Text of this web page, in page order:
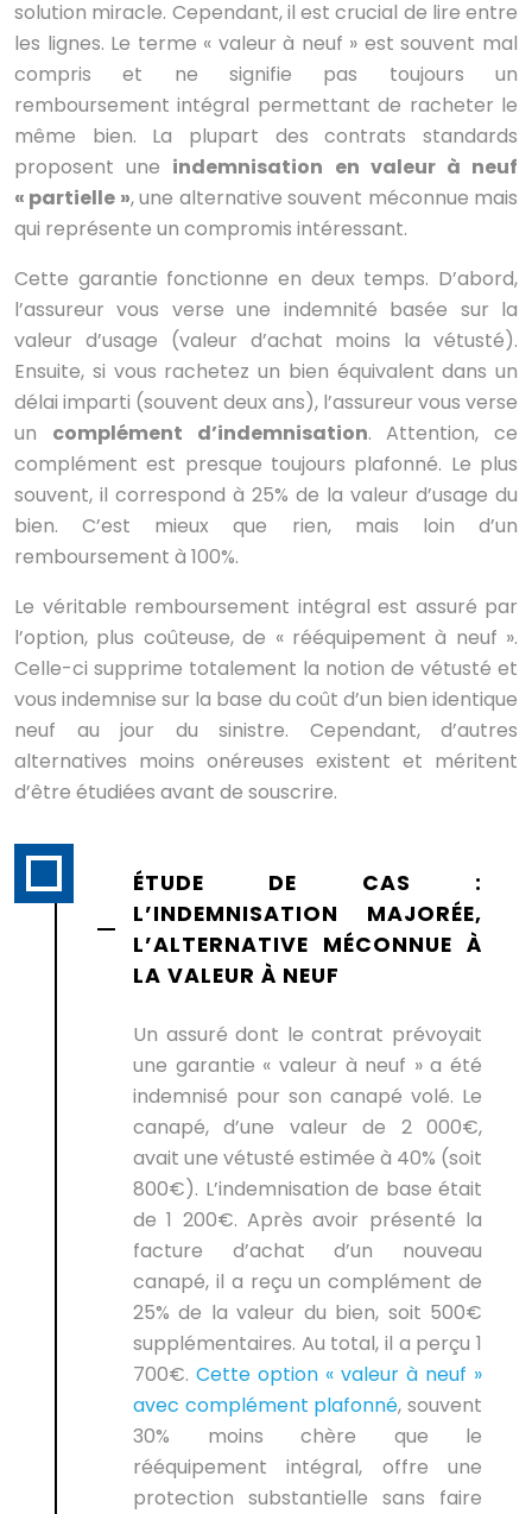
solution miracle. Cependant, il est crucial de lire entre
les lignes. Le terme « valeur à neuf » est souvent mal
compris et ne signifie pas toujours un
remboursement intégral permettant de racheter le
même bien. La plupart des contrats standards
proposent une indemnisation en valeur à neuf
« partielle », une alternative souvent méconnue mais
qui représente un compromis intéressant.
Cette garantie fonctionne en deux temps. D’abord,
l’assureur vous verse une indemnité basée sur la
valeur d’usage (valeur d’achat moins la vétusté).
Ensuite, si vous rachetez un bien équivalent dans un
délai imparti (souvent deux ans), l’assureur vous verse
un complément d’indemnisation. Attention, ce
complément est presque toujours plafonné. Le plus
souvent, il correspond à 25% de la valeur d’usage du
bien. C’est mieux que rien, mais loin d’un
remboursement à 100%.
Le véritable remboursement intégral est assuré par
l’option, plus coûteuse, de « rééquipement à neuf ».
Celle-ci supprime totalement la notion de vétusté et
vous indemnise sur la base du coût d’un bien identique
neuf au jour du sinistre. Cependant, d’autres
alternatives moins onéreuses existent et méritent
d’être étudiées avant de souscrire.
ÉTUDE DE CAS :
L’INDEMNISATION MAJORÉE,
L’ALTERNATIVE MÉCONNUE À
LA VALEUR À NEUF
Un assuré dont le contrat prévoyait
une garantie « valeur à neuf » a été
indemnisé pour son canapé volé. Le
canapé, d’une valeur de 2 000€,
avait une vétusté estimée à 40% (soit
800€). L’indemnisation de base était
de 1 200€. Après avoir présenté la
facture d’achat d’un nouveau
canapé, il a reçu un complément de
25% de la valeur du bien, soit 500€
supplémentaires. Au total, il a perçu 1
700€. Cette option « valeur à neuf »
avec complément plafonné, souvent
30% moins chère que le
rééquipement intégral, offre une
protection substantielle sans faire